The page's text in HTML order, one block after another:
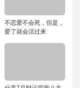
不恋爱不会死，但是，
爱了就会活过来